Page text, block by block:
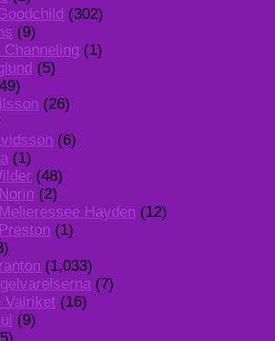
(302)
(9)
Channeling (1)
(5)
(26)
(6)
(1)
(48)
(2)
Hayden (12)
(1)
(1,033)
(7)
Valriket (16)
(9)